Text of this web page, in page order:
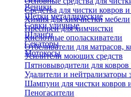
Веники
Щетки металлические
Совки уличные
Шланги
Секаторы
Мотокосы
Средства для чистки ковров и
Химия для химчистки мебели
Преспреи для химчистки
Кислотные ополаскиватели
Отбеливатели для матрасов,
Усилители моющих средств
Пятновыводители для
Удалители и нейтрализаторы
Шампуни для чистки ковров
Пеногасители